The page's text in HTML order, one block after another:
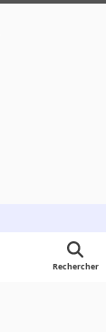
Rechercher